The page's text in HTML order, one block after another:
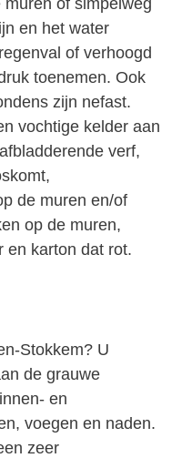
en het water
of verhoogd
toenemen. Ook
zijn nefast.
vochtige kelder aan
verf,
de muren en/of
op de muren,
en karton dat rot.
Stokkem? U
de grauwe
en
voegen en naden.
zeer